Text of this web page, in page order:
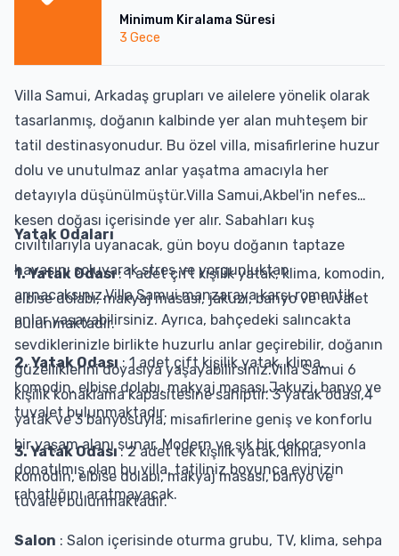
Minimum Kiralama Süresi
3 Gece
Villa Samui, Arkadaş grupları ve ailelere yönelik olarak
tasarlanmış, doğanın kalbinde yer alan muhteşem bir
tatil destinasyonudur. Bu özel villa, misafirlerine huzur
dolu ve unutulmaz anlar yaşatma amacıyla her
detayıyla düşünülmüştür.Villa Samui,Akbel'in nefes
kesen doğası içerisinde yer alır. Sabahları kuş
cıvıltılarıyla uyanacak, gün boyu doğanın taptaze
havasını soluyarak stres ve yorgunluktan
arınacaksınız.Villa Samui manzaraya karşı romantik
anlar yaşayabilirsiniz. Ayrıca, bahçedeki salıncakta
sevdiklerinizle birlikte huzurlu anlar geçirebilir, doğanın
güzelliklerini doyasıya yaşayabilirsiniz.Villa Samui 6
kişilik konaklama kapasitesine sahiptir. 3 yatak odası,4
yatak ve 3 banyosuyla, misafirlerine geniş ve konforlu
bir yaşam alanı sunar. Modern ve şık bir dekorasyonla
donatılmış olan bu villa, tatiliniz boyunca evinizin
rahatlığını aratmayacak.
Yatak Odaları
1. Yatak Odası: 1 adet çift kişilik yatak, klima, komodin,
elbise dolabı, makyaj masası, jakuzi, banyo ve tuvalet
bulunmaktadır.
2. Yatak Odası: 1 adet çift kişilik yatak, klima,
komodin, elbise dolabı, makyaj masası,Jakuzi, banyo ve
tuvalet bulunmaktadır.
3. Yatak Odası: 2 adet tek kişilik yatak, klima,
komodin, elbise dolabı, makyaj masası, banyo ve
tuvalet bulunmaktadır.
Salon : Salon içerisinde oturma grubu, TV, klima, sehpa